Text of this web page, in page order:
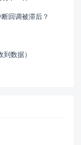
回调被滞后？
数据）